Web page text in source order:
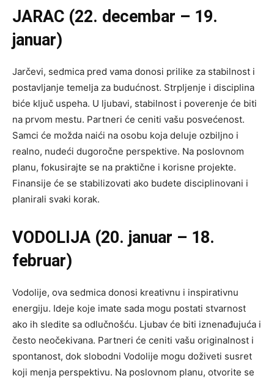
JARAC (22. decembar – 19.
januar)
Jarčevi, sedmica pred vama donosi prilike za stabilnost i
postavljanje temelja za budućnost. Strpljenje i disciplina
biće ključ uspeha. U ljubavi, stabilnost i poverenje će biti
na prvom mestu. Partneri će ceniti vašu posvećenost.
Samci će možda naići na osobu koja deluje ozbiljno i
realno, nudeći dugoročne perspektive. Na poslovnom
planu, fokusirajte se na praktične i korisne projekte.
Finansije će se stabilizovati ako budete disciplinovani i
planirali svaki korak.
VODOLIJA (20. januar – 18.
februar)
Vodolije, ova sedmica donosi kreativnu i inspirativnu
energiju. Ideje koje imate sada mogu postati stvarnost
ako ih sledite sa odlučnošću. Ljubav će biti iznenađujuća i
često neočekivana. Partneri će ceniti vašu originalnost i
spontanost, dok slobodni Vodolije mogu doživeti susret
koji menja perspektivu. Na poslovnom planu, otvorite se